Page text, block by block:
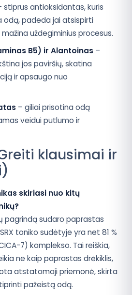
stiprus antioksidantas, kuris
odą, padeda jai atsispirti
uždegiminius procesus.
B5) ir Alantoinas –
jos paviršių, skatina
ir apsaugo nuo
– giliai prisotina odą
veidui putlumo ir
klausimai ir
skiriasi nuo kitų
pagrindą sudaro paprastas
toniko sudėtyje yra net 81 %
7) komplekso. Tai reiškia,
ne kaip paprastas drėkiklis,
atstatomoji priemonė, skirta
pažeistą odą.